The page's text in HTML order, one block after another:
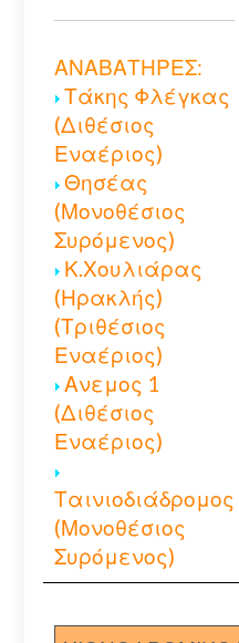
ΑΝΑΒΑΤΗΡΕΣ:
Τάκης Φλέγκας
(Διθέσιος
Εναέριος)
Θησέας
(Μονοθέσιος
Συρόμενος)
Κ.Χουλιάρας
(Ηρακλής)
(Τριθέσιος
Εναέριος)
Ανεμος 1
(Διθέσιος
Εναέριος)
Ταινιοδιάδρομος
(Μονοθέσιος
Συρόμενος)